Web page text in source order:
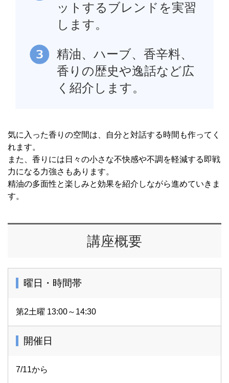
ットするブレンドを実習
します。
精油、ハーブ、香辛料、
香りの歴史や逸話など広
く紹介します。
気に入った香りの空間は、自分と対話する時間も作ってく
れます。
また、香りには日々の小さな不快感や不調を軽減する即戦
力になる力強さもあります。
精油の多面性と楽しみと効果を紹介しながら進めていきま
す。
講座概要
曜日・時間帯
第2土曜 13:00～14:30
開催日
7/11から